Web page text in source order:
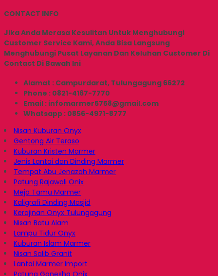
CONTACT INFO
Jika Anda Merasa Kesulitan Untuk Menghubungi
Customer Service Kami, Anda Bisa Langsung
Menghubungi Pusat Layanan Dan Keluhan Customer Di
Contact Di Bawah Ini
Alamat : Campurdarat, Tulungagung 66272
Phone : 0821-4167-7770
Email : infomarmer5758@gmail.com
Whatsapp : 0856-4971-8777
Nisan Kuburan Onyx
Gentong Air Teraso
Kuburan Kristen Marmer
Jenis Lantai dan Dinding Marmer
Tempat Abu Jenazah Marmer
Patung Rajawali Onix
Meja Tamu Marmer
Kaligrafi Dinding Masjid
Kerajinan Onyx Tulungagung
Nisan Batu Alam
Lampu Tidur Onyx
Kuburan Islam Marmer
Nisan Salib Granit
Lantai Marmer Import
Patung Ganesha Onix